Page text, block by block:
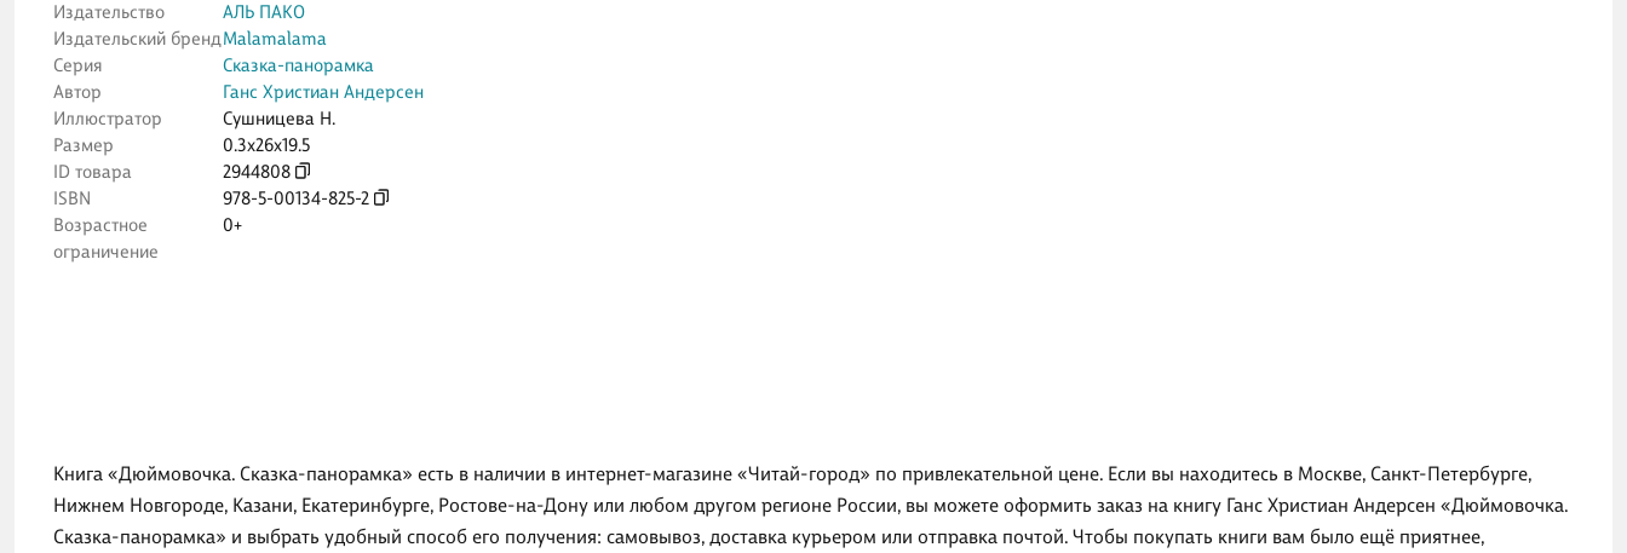
Издательство
АЛЬ ПАКО
Издательский брендMalamalama
Серия
Сказка-панорамка
Автор
Ганс Христиан Андерсен
Иллюстратор
Сушницева Н.
Размер
0.3x26x19.5
ID товара
2944808
ISBN
978-5-00134-825-2
Возрастное
ограничение
0+
Книга «Дюймовочка. Сказка-панорамка» есть в наличии в интернет-магазине «Читай-город» по привлекательной цене. Если вы находитесь в Москве, Санкт-Петербурге,
Нижнем Новгороде, Казани, Екатеринбурге, Ростове-на-Дону или любом другом регионе России, вы можете оформить заказ на книгу Ганс Христиан Андерсен «Дюймовочка.
Сказка-панорамка» и выбрать удобный способ его получения: самовывоз, доставка курьером или отправка почтой. Чтобы покупать книги вам было ещё приятнее,